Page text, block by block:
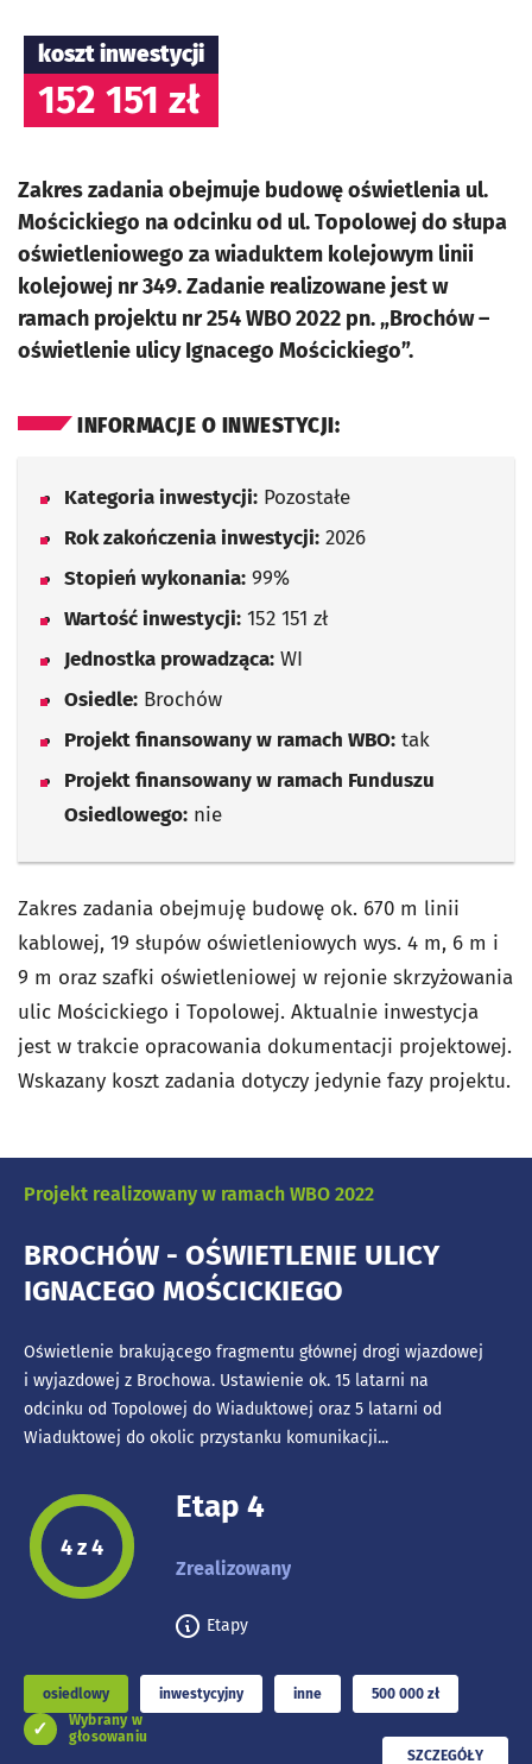
koszt inwestycji
152 151 zł
Zakres zadania obejmuje budowę oświetlenia ul.
Mościckiego na odcinku od ul. Topolowej do słupa
oświetleniowego za wiaduktem kolejowym linii
kolejowej nr 349. Zadanie realizowane jest w
ramach projektu nr 254 WBO 2022 pn. „Brochów –
oświetlenie ulicy Ignacego Mościckiego”.
INFORMACJE O INWESTYCJI:
Kategoria inwestycji: Pozostałe
Rok zakończenia inwestycji: 2026
Stopień wykonania: 99%
Wartość inwestycji: 152 151 zł
Jednostka prowadząca: WI
Osiedle: Brochów
Projekt finansowany w ramach WBO: tak
Projekt finansowany w ramach Funduszu
Osiedlowego: nie
Zakres zadania obejmuję budowę ok. 670 m linii
kablowej, 19 słupów oświetleniowych wys. 4 m, 6 m i
9 m oraz szafki oświetleniowej w rejonie skrzyżowania
ulic Mościckiego i Topolowej. Aktualnie inwestycja
jest w trakcie opracowania dokumentacji projektowej.
Wskazany koszt zadania dotyczy jedynie fazy projektu.
Projekt realizowany w ramach WBO 2022
BROCHÓW - OŚWIETLENIE ULICY
IGNACEGO MOŚCICKIEGO
Oświetlenie brakującego fragmentu głównej drogi wjazdowej
i wyjazdowej z Brochowa. Ustawienie ok. 15 latarni na
odcinku od Topolowej do Wiaduktowej oraz 5 latarni od
Wiaduktowej do okolic przystanku komunikacji...
Etap projektu:
4 z 4
Etap 4
Zrealizowany
Etapy
Wybrany w
głosowaniu
osiedlowy inwestycyjny inne 500 000 zł
PRZECZYTAJ
SZCZEGÓŁY